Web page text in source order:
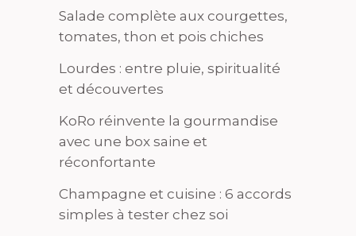
Salade complète aux courgettes,
tomates, thon et pois chiches
Lourdes : entre pluie, spiritualité
et découvertes
KoRo réinvente la gourmandise
avec une box saine et
réconfortante
Champagne et cuisine : 6 accords
simples à tester chez soi